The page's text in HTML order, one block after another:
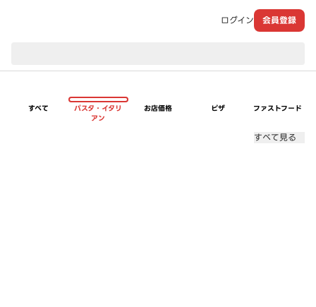
ログイン 会員登録
すべて
パスタ・イタリ
アン
お店価格 ピザ ファストフード
すべて見る